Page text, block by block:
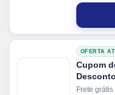
OFERTA
Cupom
Frete